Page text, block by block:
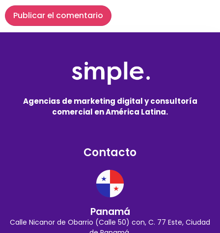
Agencias de marketing digital y consultoría
comercial en América Latina.
Contacto
Panamá
Calle Nicanor de Obarrio (Calle 50) con, C. 77 Este, Ciudad